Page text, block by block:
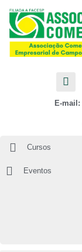
E-mail:
Cursos
Eventos